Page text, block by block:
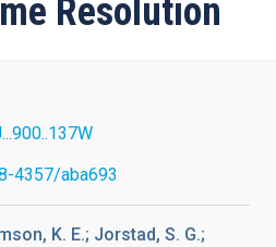
Resolution
4357/aba693
K. E.; Jorstad, S. G.;